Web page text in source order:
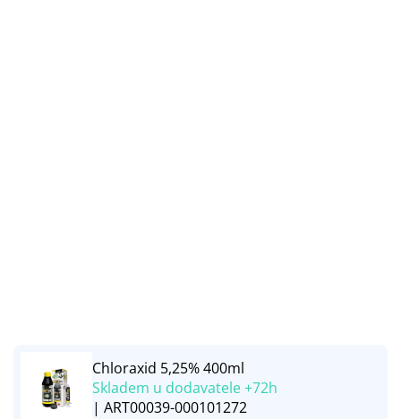
Chloraxid 5,25% 400ml
Skladem u dodavatele +72h
| ART00039-000101272